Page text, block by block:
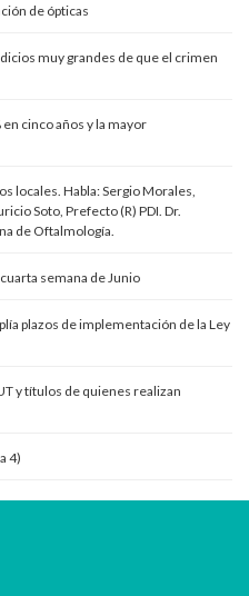
de ópticas
muy grandes de que el crimen
cinco años y la mayor
locales. Habla: Sergio Morales,
Soto, Prefecto (R) PDI. Dr.
de Oftalmología.
semana de Junio
plazos de implementación de la Ley
y títulos de quienes realizan
4)